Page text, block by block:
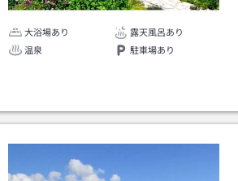
大浴場あり
露天風呂あり
温泉
駐車場あり